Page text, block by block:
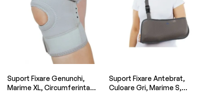
Suport Fixare Genunchi,
Marime XL, Circumferinta
Suport Fixare Antebrat,
Culoare Gri, Marime S,